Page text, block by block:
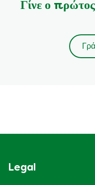
Γίνε ο
Legal